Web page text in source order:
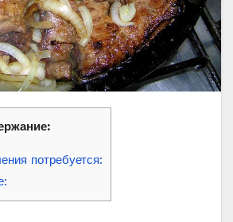
потребуется: